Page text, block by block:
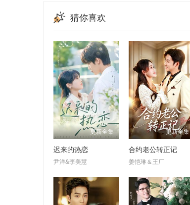
猜你喜欢
更新全集
迟来的热恋
尹洋&李美慧
更新全集
合约老公转正记
姜恺琳＆王厂